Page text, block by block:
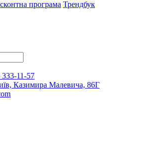
програма Трендбук
11-57
Казимира Малевича, 86Г